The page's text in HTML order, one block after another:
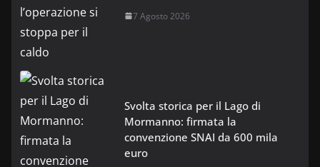
7 Agosto 2026
Svolta storica per il Lago di
Mormanno: firmata la
convenzione SNAI da 600 mila
euro